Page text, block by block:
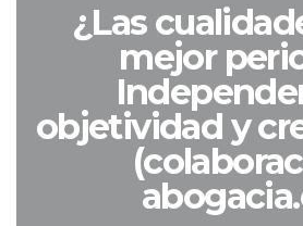
¿Las
mejor
objetividad y